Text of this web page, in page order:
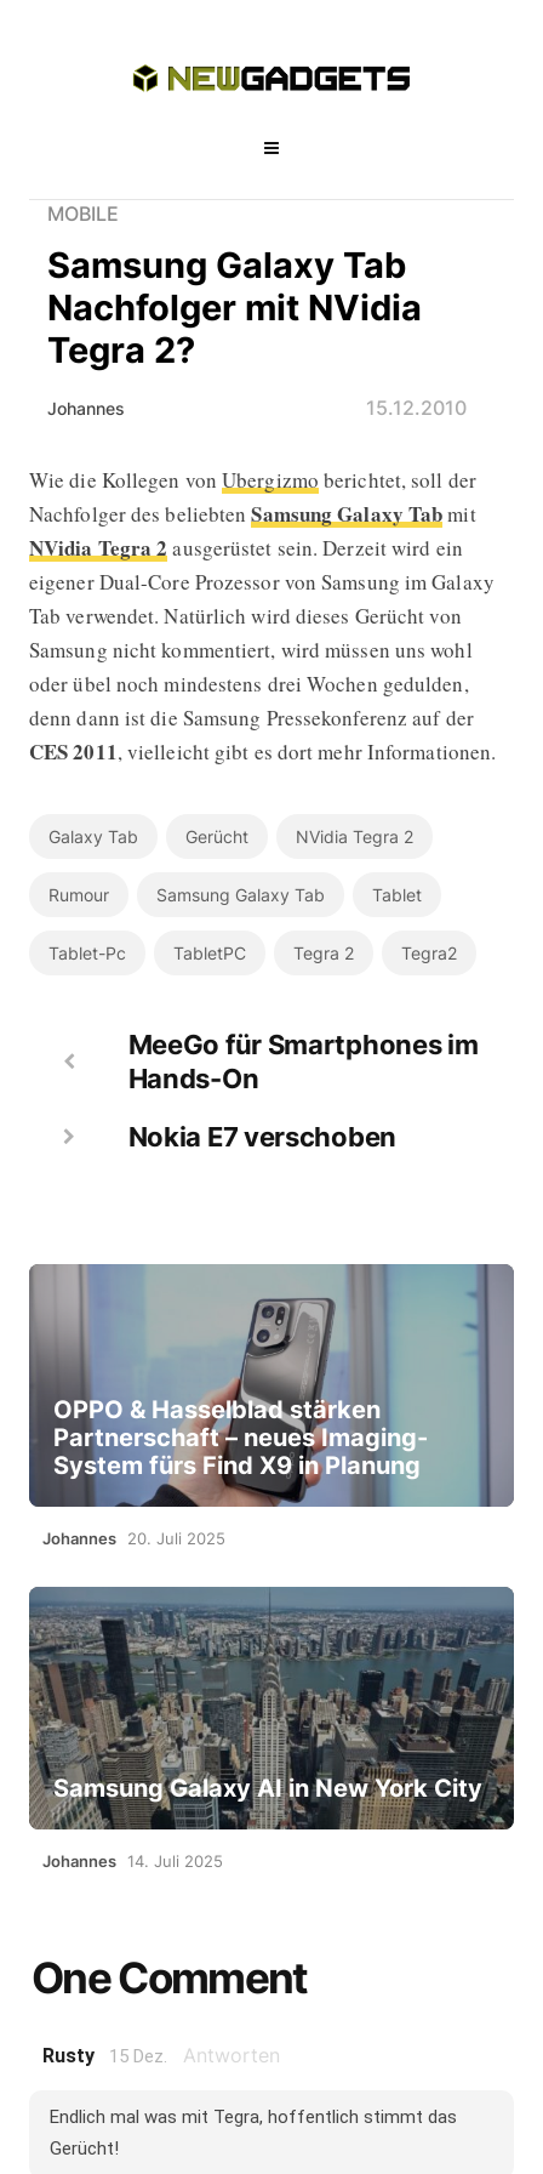
MOBILE
Samsung Galaxy Tab
Nachfolger mit NVidia
Tegra 2?
Johannes 15.12.2010
Samsung Galaxy Tab Nachfolger
Wie die Kollegen vonUbergizmo berichtet, soll der
Nachfolger des beliebtenSamsung Galaxy Tabmit
NVidia Tegra 2 ausgerüstet sein. Derzeit wird ein
eigener Dual-Core Prozessor von Samsung im Galaxy
Tab verwendet. Natürlich wird dieses Gerücht von
Samsung nicht kommentiert, wird müssen uns wohl
oder übel noch mindestens drei Wochen gedulden,
denn dann ist die Samsung Pressekonferenz auf der
CES 2011, vielleicht gibt es dort mehr Informationen.
Galaxy Tab Gerücht NVidia Tegra 2
Rumour Samsung Galaxy Tab Tablet
Tablet-Pc TabletPC Tegra 2 Tegra2
MeeGo für Smartphones im
Hands-On
Nokia E7 verschoben
OPPO & Hasselblad stärken
Partnerschaft – neues Imaging-
System fürs Find X9 in Planung
Johannes 20. Juli 2025
Samsung Galaxy AI in New York City
Johannes 14. Juli 2025
One Comment
Rusty 15 Dez. Antworten
Endlich mal was mit Tegra, hoffentlich stimmt das
Gerücht!